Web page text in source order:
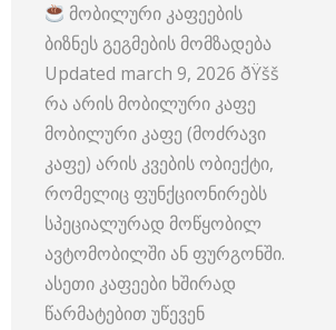
მობილური კაფეების
ბიზნეს გეგმების მომზადება
Updated march 9, 2026 ðŸšš
რა არის მობილური კაფე
მობილური კაფე (მოძრავი
კაფე) არის კვების ობიექტი,
რომელიც ფუნქციონირებს
სპეციალურად მოწყობილ
ავტომობილში ან ფურგონში.
ასეთი კაფეები ხშირად
წარმატებით უწევენ